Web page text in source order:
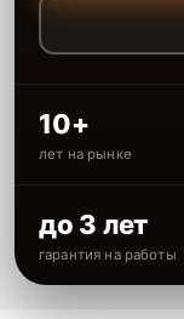
10+
лет на рынке
до 3 лет
гарантия на работы